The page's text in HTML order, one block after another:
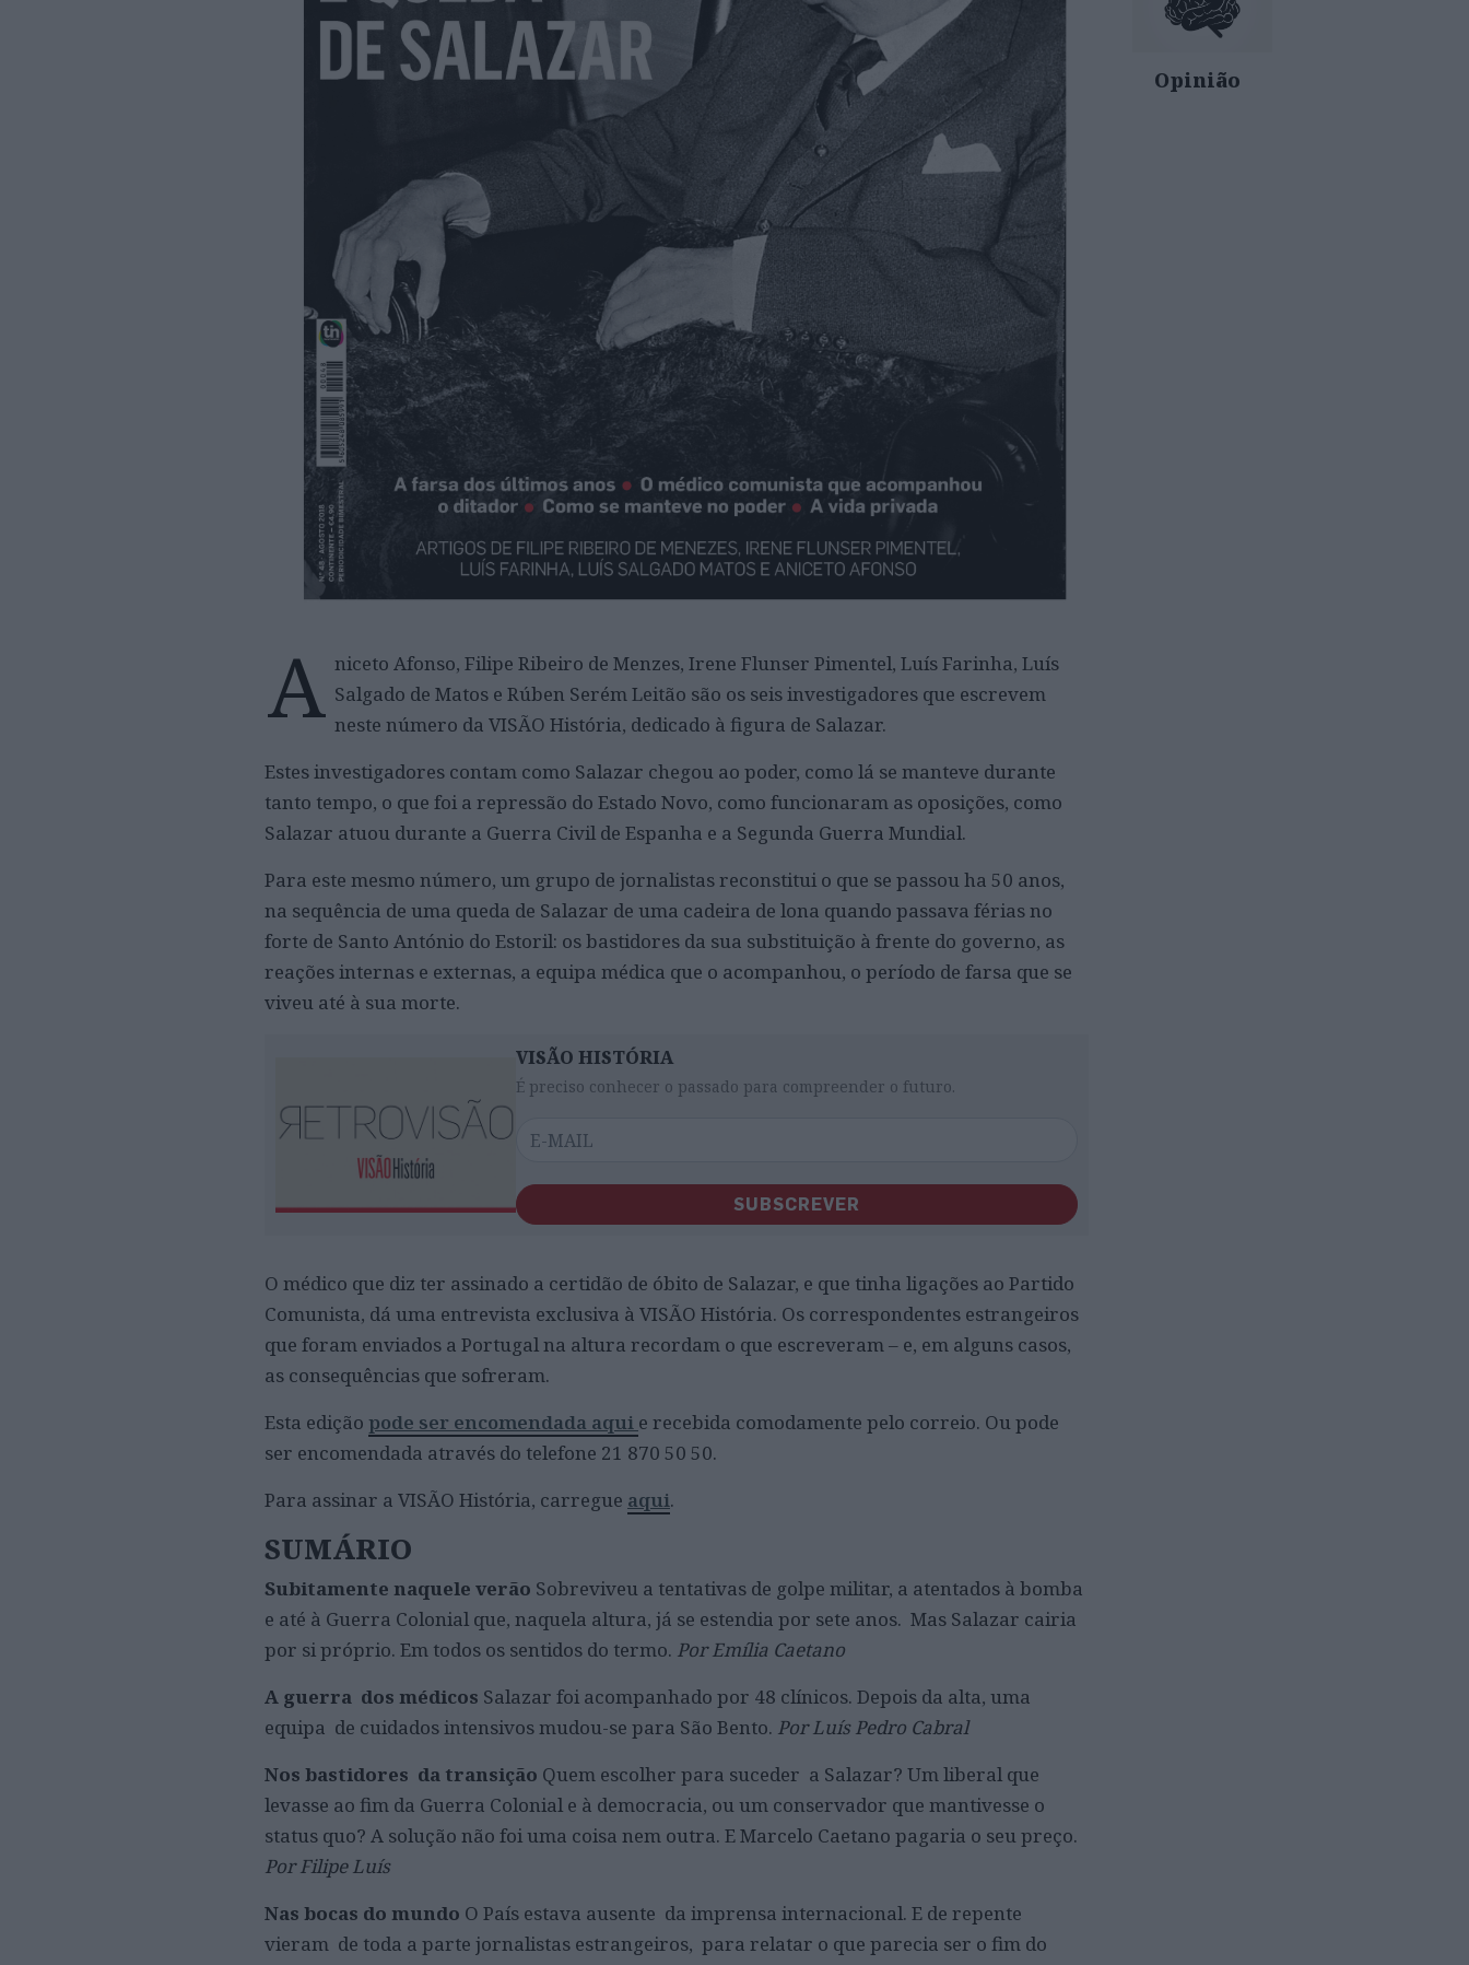
A niceto Afonso, Filipe Ribeiro de Menzes, Irene Flunser Pimentel, Luís Farinha, Luís
Salgado de Matos e Rúben Serém Leitão são os seis investigadores que escrevem
neste número da VISÃO História, dedicado à figura de Salazar.
Estes investigadores contam como Salazar chegou ao poder, como lá se manteve durante
tanto tempo, o que foi a repressão do Estado Novo, como funcionaram as oposições, como
Salazar atuou durante a Guerra Civil de Espanha e a Segunda Guerra Mundial.
Para este mesmo número, um grupo de jornalistas reconstitui o que se passou ha 50 anos,
na sequência de uma queda de Salazar de uma cadeira de lona quando passava férias no
forte de Santo António do Estoril: os bastidores da sua substituição à frente do governo, as
reações internas e externas, a equipa médica que o acompanhou, o período de farsa que se
viveu até à sua morte.
VISÃO HISTÓRIA
É preciso conhecer o passado para compreender o futuro.
SUBSCREVER
O médico que diz ter assinado a certidão de óbito de Salazar, e que tinha ligações ao Partido
Comunista, dá uma entrevista exclusiva à VISÃO História. Os correspondentes estrangeiros
que foram enviados a Portugal na altura recordam o que escreveram – e, em alguns casos,
as consequências que sofreram.
Esta edição pode ser encomendada aqui e recebida comodamente pelo correio. Ou pode
ser encomendada através do telefone 21 870 50 50.
Para assinar a VISÃO História, carregue aqui.
SUMÁRIO
Subitamente naquele verão Sobreviveu a tentativas de golpe militar, a atentados à bomba
e até à Guerra Colonial que, naquela altura, já se estendia por sete anos. Mas Salazar cairia
por si próprio. Em todos os sentidos do termo. Por Emília Caetano
A guerra dos médicos Salazar foi acompanhado por 48 clínicos. Depois da alta, uma
equipa de cuidados intensivos mudou-se para São Bento. Por Luís Pedro Cabral
Nos bastidores da transição Quem escolher para suceder a Salazar? Um liberal que
levasse ao fim da Guerra Colonial e à democracia, ou um conservador que mantivesse o
status quo? A solução não foi uma coisa nem outra. E Marcelo Caetano pagaria o seu preço.
Por Filipe Luís
Nas bocas do mundo O País estava ausente da imprensa internacional. E de repente
vieram de toda a parte jornalistas estrangeiros, para relatar o que parecia ser o fim do
Opinião